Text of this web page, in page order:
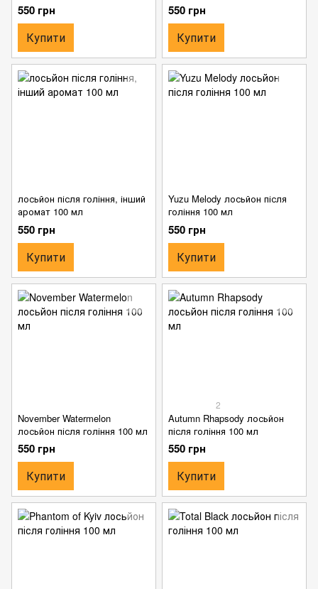
550 грн
Купити
550 грн
Купити
лосьйон після гоління, інший
аромат 100 мл
550 грн
Купити
Yuzu Melody лосьйон після
гоління 100 мл
550 грн
Купити
November Watermelon
лосьйон після гоління 100 мл
550 грн
Купити
2
Autumn Rhapsody лосьйон
після гоління 100 мл
550 грн
Купити